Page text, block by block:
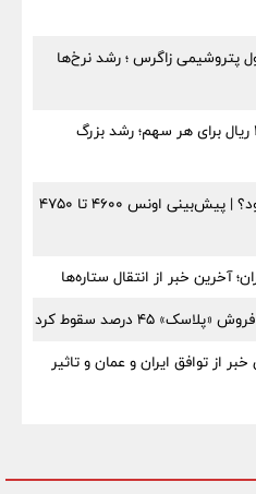
پتروشیمی زاگرس ؛ رشد نرخ‌ها
سود ۱۴۴ درصدی اخابر فقط ۱۰ ریال برای هر سهم؛ رشد بزرگ
قیمت طلا دوباره منفجر می‌شود؟ | پیش‌بینی اونس ۴۶۰۰ تا ۴۷۵۰
آخرین خبر از انتقال ستاره‌ها
۴۵ درصد سقوط کرد
از توافق ایران و عمان و تاثیر